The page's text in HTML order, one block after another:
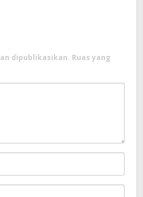
dipublikasikan. Ruas yang